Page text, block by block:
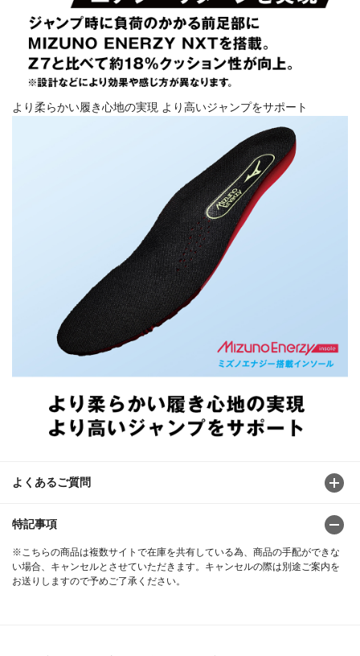
より柔らかい履き心地の実現 より高いジャンプをサポート
よくあるご質問
特記事項
※こちらの商品は複数サイトで在庫を共有している為、商品の手配ができな
い場合、キャンセルとさせていただきます。キャンセルの際は別途ご案内を
お送りしますので予めご了承ください。